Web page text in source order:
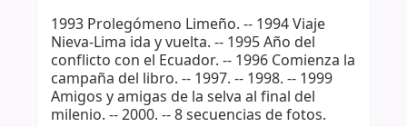
1993 Prolegómeno Limeño. -- 1994 Viaje
Nieva-Lima ida y vuelta. -- 1995 Año del
conflicto con el Ecuador. -- 1996 Comienza la
campaña del libro. -- 1997. -- 1998. -- 1999
Amigos y amigas de la selva al final del
milenio. -- 2000. -- 8 secuencias de fotos.